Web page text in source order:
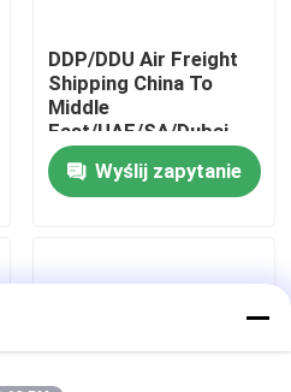
spedycyjne
DDP/DDU Air Freight
Shipping China To
Middle
East/UAE/SA/Dubai
Wyślij zapytanie